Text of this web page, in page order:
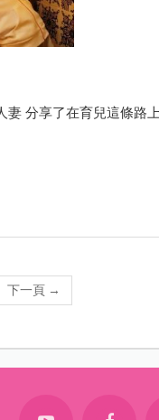
分享了在育兒這條路
下一頁 →